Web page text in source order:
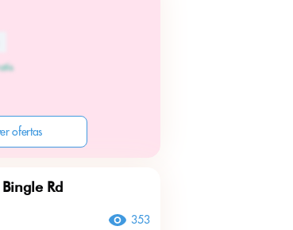
ofertas
Rd
353